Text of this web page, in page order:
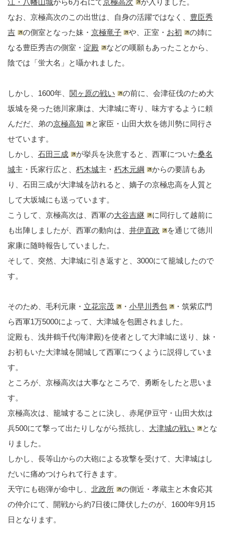
江・八幡山城から6万石にて京極高次
が入りました。
なお、京極高次のこの出世は、自身の活躍ではなく、 豊臣秀
吉
の側室となった妹・ 京極竜子 や、正室・ お初
の姉に
なる豊臣秀吉の側室・ 淀殿
などの嘆願もあったことから、
陰では「蛍大名」と囁かれました。
しかし、1600年、 関ヶ原の戦い
の前に、会津征伐のため大
坂城を発った徳川家康は、大津城に寄り、味方するように頼
んだだ、弟の京極高知
と家臣・山田大炊を徳川勢に同行さ
せています。
しかし、 石田三成 が挙兵を決意すると、西軍についた桑名
城主・氏家行広と、 朽木城主・ 朽木元綱
からの要請もあ
り、石田三成が大津城を訪れると、嫡子の京極忠高を人質と
して大坂城にも送っています。
こうして、京極高次は、西軍の大谷吉継
に同行して越前に
も出陣しましたが、西軍の動向は、 井伊直政
を通じて徳川
家康に随時報告していました。
そして、突然、大津城に引き返すと、3000にて籠城したので
す。
そのため、毛利元康・ 立花宗茂 ・ 小早川秀包
・筑紫広門
ら西軍1万5000によって、大津城を包囲されました。
淀殿も、浅井鶴千代(海津殿)を使者として大津城に送り、妹・
お初もいた大津城を開城して西軍につくように説得していま
す。
ところが、京極高次は大事なところで、勇断をしたと思いま
す。
京極高次は、籠城することに決し、赤尾伊豆守・山田大炊は
兵500にて撃って出たりしながら抵抗し、 大津城の戦い
とな
りました。
しかし、長等山からの大砲による攻撃を受けて、大津城はし
だいに痛めつけられて行きます。
天守にも砲弾が命中し、 北政所
の側近・孝蔵主と木食応其
の仲介にて、開戦から約7日後に降伏したのが、1600年9月15
日となります。